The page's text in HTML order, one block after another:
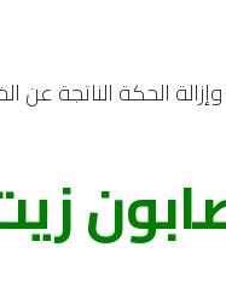
الحكة الناتجة عن